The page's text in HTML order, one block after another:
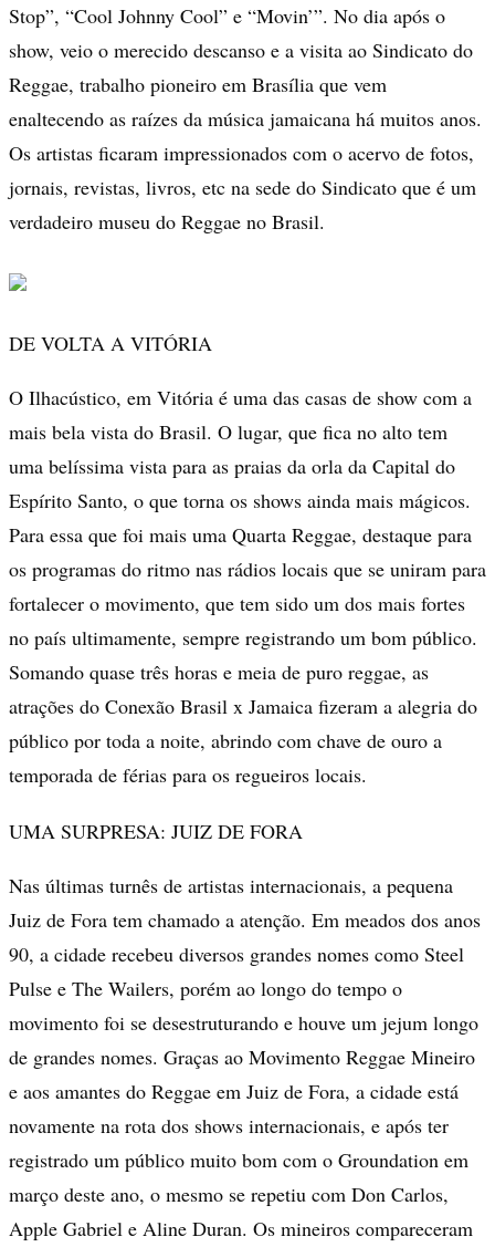
Stop”, “Cool Johnny Cool” e “Movin’”. No dia após o
show, veio o merecido descanso e a visita ao Sindicato do
Reggae, trabalho pioneiro em Brasília que vem
enaltecendo as raízes da música jamaicana há muitos anos.
Os artistas ficaram impressionados com o acervo de fotos,
jornais, revistas, livros, etc na sede do Sindicato que é um
verdadeiro museu do Reggae no Brasil.
DE VOLTA A VITÓRIA
O Ilhacústico, em Vitória é uma das casas de show com a
mais bela vista do Brasil. O lugar, que fica no alto tem
uma belíssima vista para as praias da orla da Capital do
Espírito Santo, o que torna os shows ainda mais mágicos.
Para essa que foi mais uma Quarta Reggae, destaque para
os programas do ritmo nas rádios locais que se uniram para
fortalecer o movimento, que tem sido um dos mais fortes
no país ultimamente, sempre registrando um bom público.
Somando quase três horas e meia de puro reggae, as
atrações do Conexão Brasil x Jamaica fizeram a alegria do
público por toda a noite, abrindo com chave de ouro a
temporada de férias para os regueiros locais.
UMA SURPRESA: JUIZ DE FORA
Nas últimas turnês de artistas internacionais, a pequena
Juiz de Fora tem chamado a atenção. Em meados dos anos
90, a cidade recebeu diversos grandes nomes como Steel
Pulse e The Wailers, porém ao longo do tempo o
movimento foi se desestruturando e houve um jejum longo
de grandes nomes. Graças ao Movimento Reggae Mineiro
e aos amantes do Reggae em Juiz de Fora, a cidade está
novamente na rota dos shows internacionais, e após ter
registrado um público muito bom com o Groundation em
março deste ano, o mesmo se repetiu com Don Carlos,
Apple Gabriel e Aline Duran. Os mineiros compareceram